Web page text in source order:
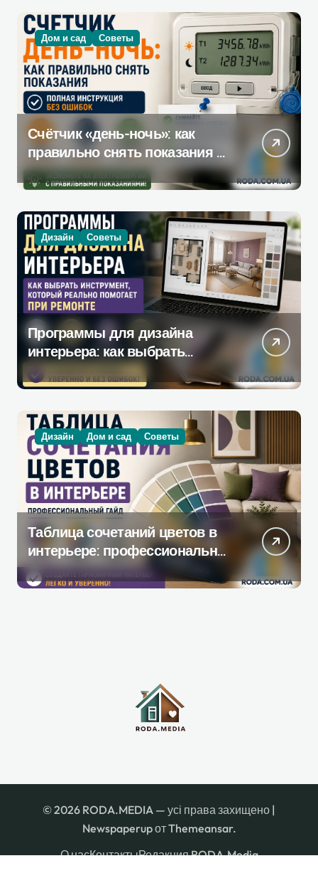
Дом и сад Советы
Счётчик «день-ночь»: как
правильно снять показания —
полная инструкция без
ошибок
Дизайн Советы
Программы для дизайна
интерьера: как выбрать
инструмент, который
действительно поможет при
ремонте
Дизайн Дом и сад Советы
Таблица сочетаний цветов в
интерьере: профессиональное
руководство по созданию
гармоничной палитры
© 2026 RODA.MEDIA — усі права захищено |
NewspaperupотThemeansar.
О насКонтактыРедакция RODA.Media